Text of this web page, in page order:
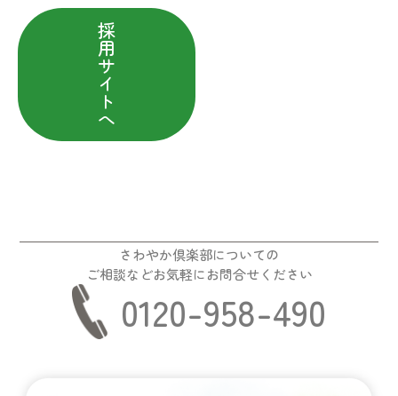
採
用
サ
イ
ト
へ
さわやか倶楽部についての
ご相談などお気軽にお問合せください
0120-958-490